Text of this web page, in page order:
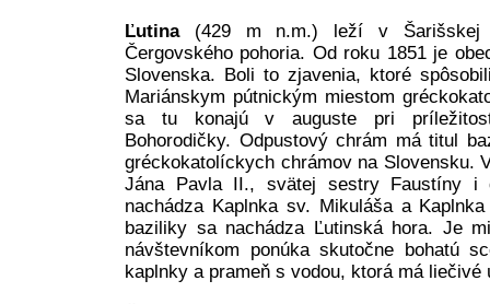
Ľutina (429 m n.m.) leží v Šarišskej
Čergovského pohoria. Od roku 1851 je
Slovenska. Boli to zjavenia, ktoré
Mariánskym pútnickým miestom
sa tu konajú v auguste pri
Bohorodičky. Odpustový chrám má titul
gréckokatolíckych chrámov na Slovensku.
Jána Pavla II., svätej sestry Faustíny i
nachádza Kaplnka sv. Mikuláša a
baziliky sa nachádza Ľutinská hora. Je
návštevníkom ponúka skutočne bohatú
kaplnky a prameň s vodou, ktorá má liečivé